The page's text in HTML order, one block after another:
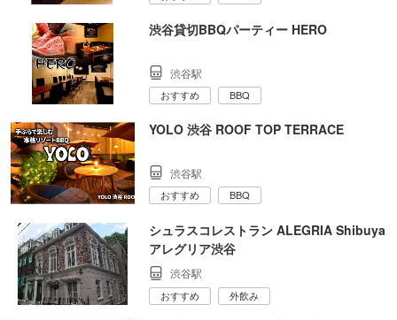
渋谷貸切BBQパーティー HERO
渋谷駅
おすすめ BBQ
YOLO 渋谷 ROOF TOP TERRACE
渋谷駅
おすすめ BBQ
シュラスコレストラン ALEGRIA Shibuya
アレグリア渋谷
渋谷駅
おすすめ 外飲み